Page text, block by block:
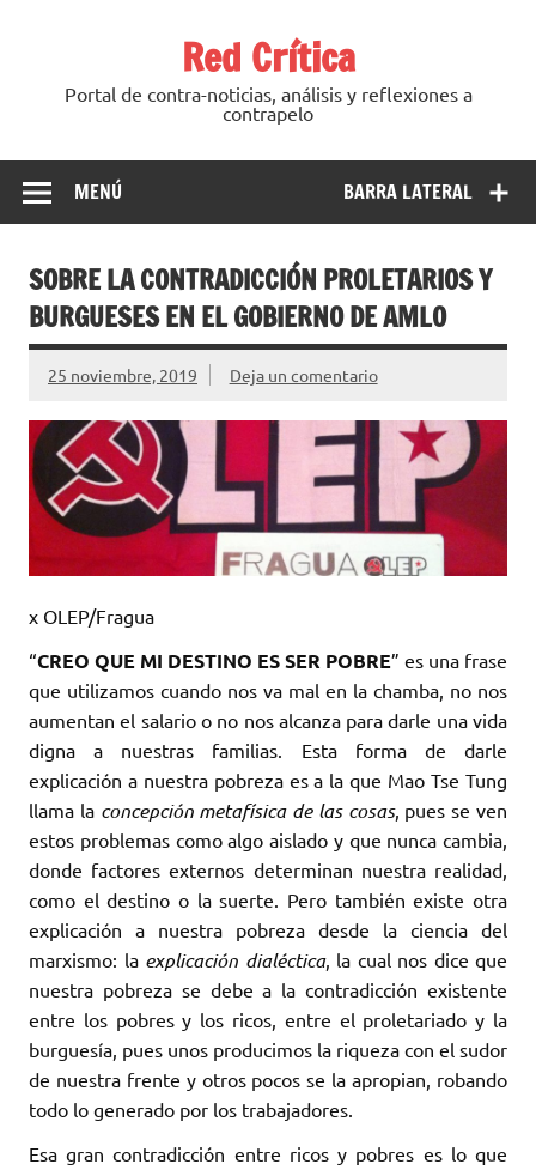
Red Crítica
Portal de contra-noticias, análisis y reflexiones a
contrapelo
BARRA LATERAL
MENÚ
SOBRE LA CONTRADICCIÓN PROLETARIOS Y
BURGUESES EN EL GOBIERNO DE AMLO
25 noviembre, 2019 Deja un comentario
x OLEP/Fragua
“CREO QUE MI DESTINO ES SER POBRE” es una frase
que utilizamos cuando nos va mal en la chamba, no nos
aumentan el salario o no nos alcanza para darle una vida
digna a nuestras familias. Esta forma de darle
explicación a nuestra pobreza es a la que Mao Tse Tung
llama la concepción metafísica de las cosas, pues se ven
estos problemas como algo aislado y que nunca cambia,
donde factores externos determinan nuestra realidad,
como el destino o la suerte. Pero también existe otra
explicación a nuestra pobreza desde la ciencia del
marxismo: la explicación dialéctica, la cual nos dice que
nuestra pobreza se debe a la contradicción existente
entre los pobres y los ricos, entre el proletariado y la
burguesía, pues unos producimos la riqueza con el sudor
de nuestra frente y otros pocos se la apropian, robando
todo lo generado por los trabajadores.
Esa gran contradicción entre ricos y pobres es lo que